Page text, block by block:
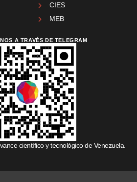
CIES
MEB
A TRAVÉS DE TELEGRAM
científico y tecnológico de Venezuela.